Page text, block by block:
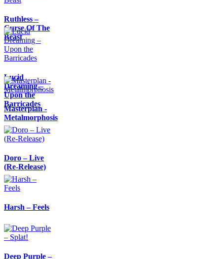
Ruthless –
Curse Of The
Beast
Lucid
Dreaming –
Upon the
Barricades
Masterplan -
Metalmorphosis
Doro – Live
(Re-Release)
Harsh – Feels
Deep Purple –